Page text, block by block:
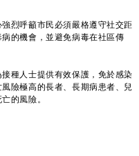
烈呼籲市民必須嚴格遵守社交距
的機會，並避免病毒在社區傳
種人士提供有效保護，免於感染
險極高的長者、長期病患者、兒
的風險。